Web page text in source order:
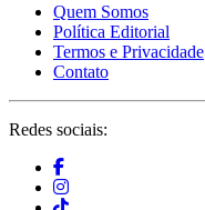
Quem Somos
Política Editorial
Termos e Privacidade
Contato
Redes sociais: